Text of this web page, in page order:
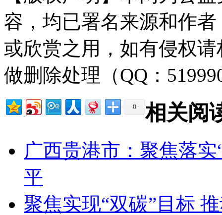
容，均已署名来源和作
或欣赏之用，如有侵权
做删除处理（QQ：
0 相关阅
广西贵港市：聚焦落
平
聚焦实现“双碳”目标